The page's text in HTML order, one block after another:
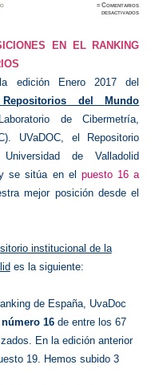
≈Comentarios
desactivadosen
Ranking
EN EL RANKING
edición Enero 2017 del
del Mundo
de Cibermetría,
UVaDOC, el Repositorio
de Valladolid
se sitúa en el puesto 16 a
mejor posición desde el
institucional de la
es la siguiente:
de España, UvaDoc
16de entre los 67
En la edición anterior
19. Hemos subido 3